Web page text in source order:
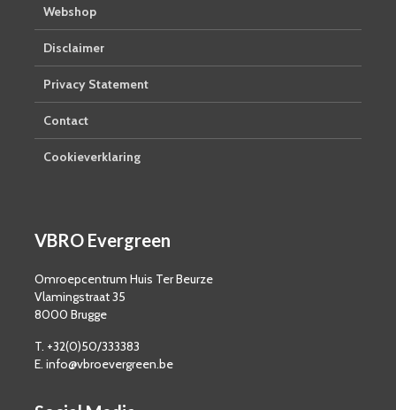
Webshop
Disclaimer
Privacy Statement
Contact
Cookieverklaring
VBRO Evergreen
Omroepcentrum Huis Ter Beurze
Vlamingstraat 35
8000 Brugge
T. +32(0)50/333383
E. info@vbroevergreen.be